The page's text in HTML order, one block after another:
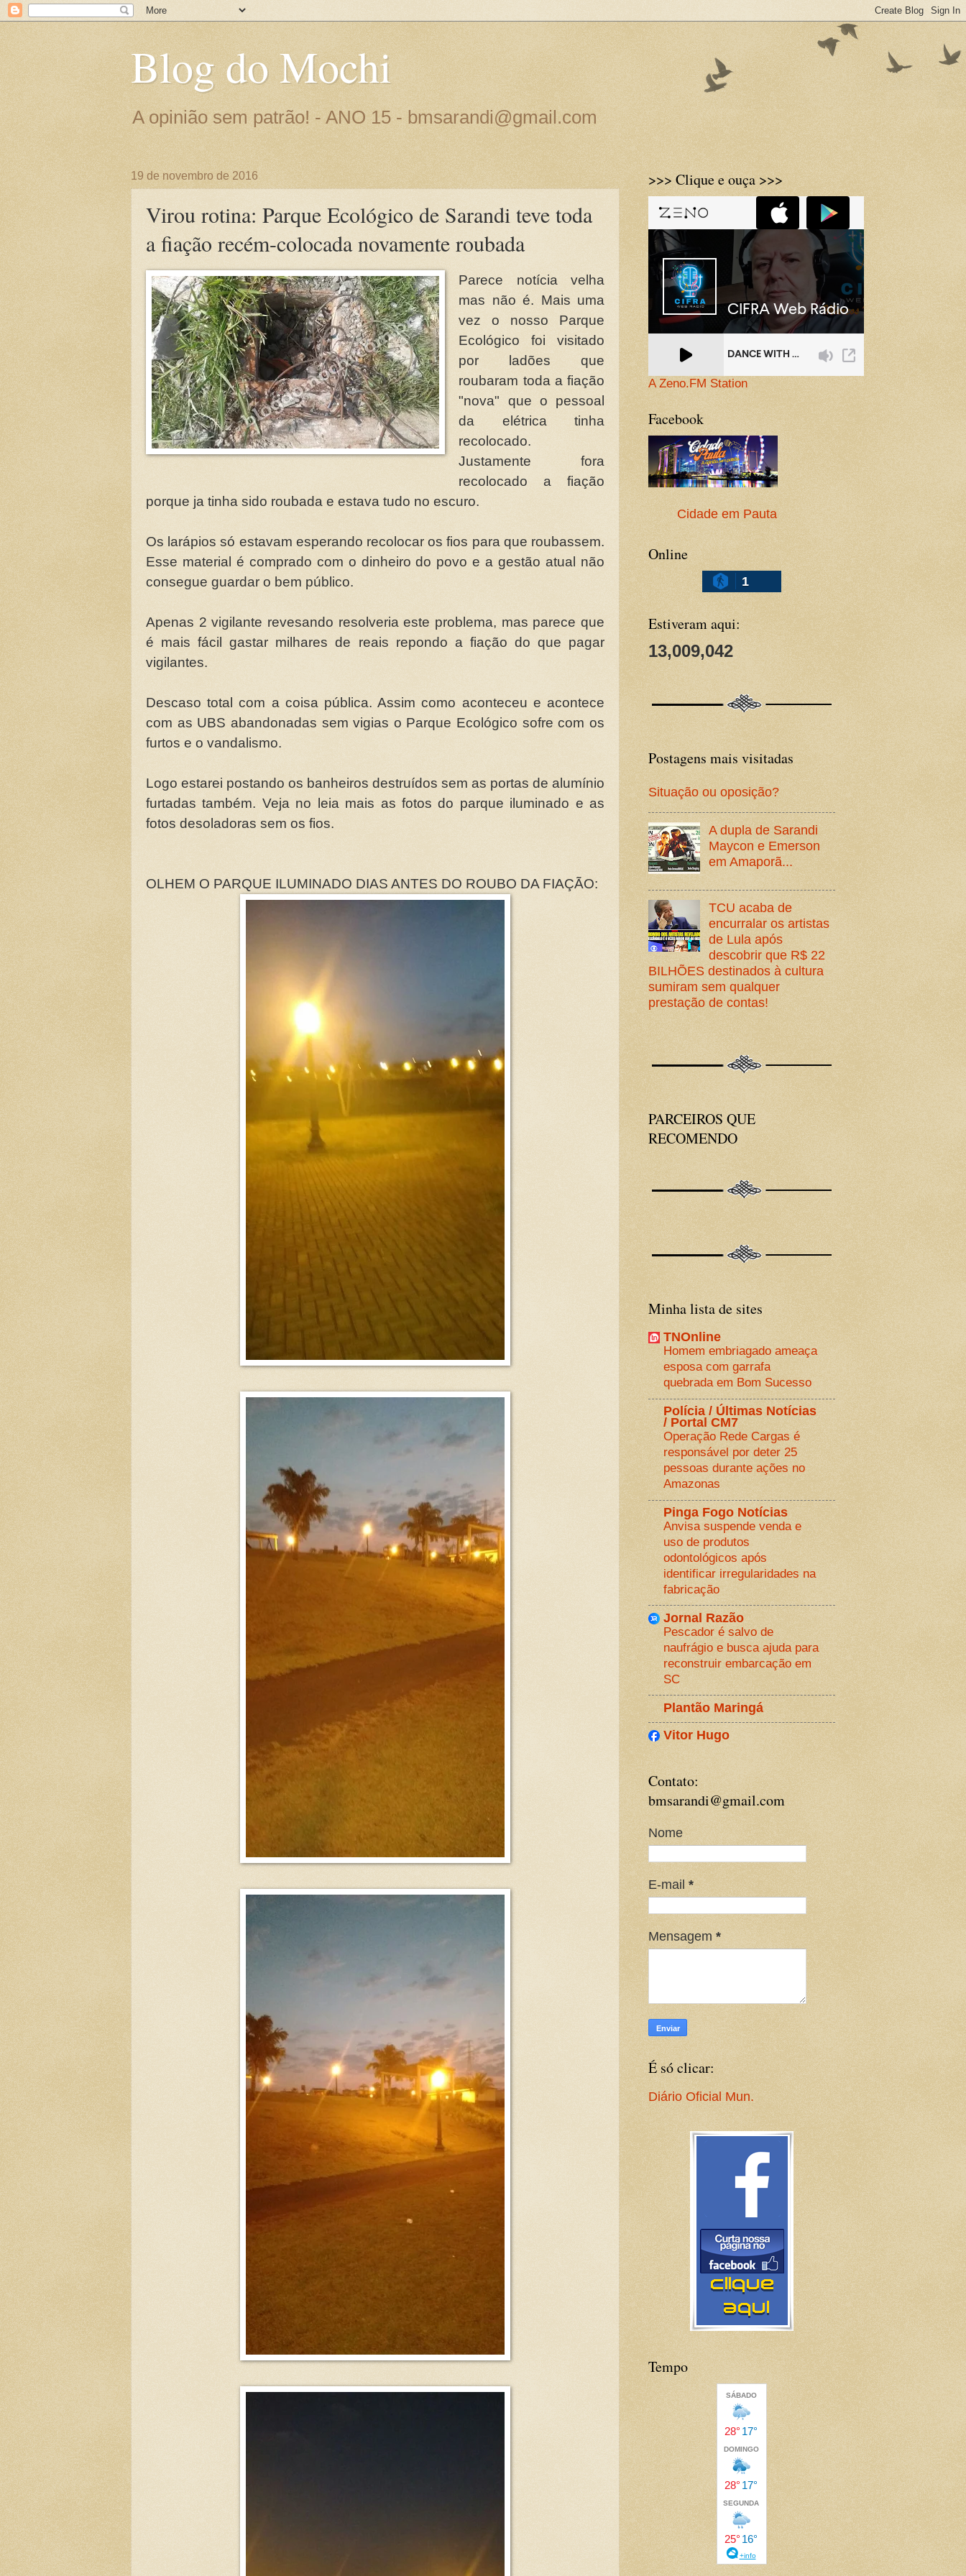
Blog do Mochi
A opinião sem patrão! - ANO 15 - bmsarandi@gmail.com
19 de novembro de 2016
Virou rotina: Parque Ecológico de Sarandi teve toda
a fiação recém-colocada novamente roubada
Parece notícia velha
mas não é. Mais uma
vez o nosso Parque
Ecológico foi visitado
por ladões que
roubaram toda a fiação
"nova" que o pessoal
da elétrica tinha
recolocado.
Justamente fora
recolocado a fiação
porque ja tinha sido roubada e estava tudo no escuro.
Os larápios só estavam esperando recolocar os fios para que roubassem.
Esse material é comprado com o dinheiro do povo e a gestão atual não
consegue guardar o bem público.
Apenas 2 vigilante revesando resolveria este problema, mas parece que
é mais fácil gastar milhares de reais repondo a fiação do que pagar
vigilantes.
Descaso total com a coisa pública. Assim como aconteceu e acontece
com as UBS abandonadas sem vigias o Parque Ecológico sofre com os
furtos e o vandalismo.
Logo estarei postando os banheiros destruídos sem as portas de alumínio
furtadas também. Veja no leia mais as fotos do parque iluminado e as
fotos desoladoras sem os fios.
OLHEM O PARQUE ILUMINADO DIAS ANTES DO ROUBO DA FIAÇÃO:
>>> Clique e ouça >>>
A Zeno.FM Station
Facebook
Cidade em Pauta
Online
1
Estiveram aqui:
13,009,042
Postagens mais visitadas
Situação ou oposição?
A dupla de Sarandi
Maycon e Emerson
em Amaporã...
TCU acaba de
encurralar os artistas
de Lula após
descobrir que R$ 22
BILHÕES destinados à cultura
sumiram sem qualquer
prestação de contas!
PARCEIROS QUE
RECOMENDO
Minha lista de sites
TNOnline
Homem embriagado ameaça
esposa com garrafa
quebrada em Bom Sucesso
Polícia / Últimas Notícias
/ Portal CM7
Operação Rede Cargas é
responsável por deter 25
pessoas durante ações no
Amazonas
Pinga Fogo Notícias
Anvisa suspende venda e
uso de produtos
odontológicos após
identificar irregularidades na
fabricação
Jornal Razão
Pescador é salvo de
naufrágio e busca ajuda para
reconstruir embarcação em
SC
Plantão Maringá
Vitor Hugo
Contato:
bmsarandi@gmail.com
Nome
E-mail *
Mensagem *
É só clicar:
Diário Oficial Mun.
Tempo